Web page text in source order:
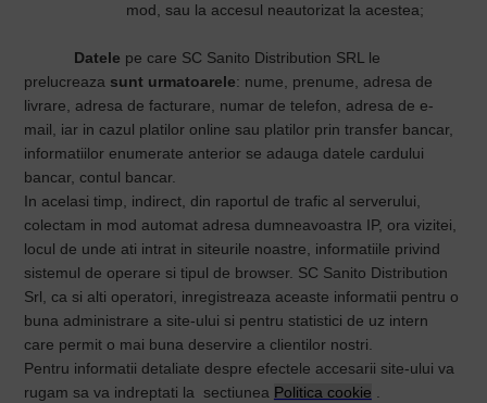
mod, sau la accesul neautorizat la acestea;
Datele pe care SC Sanito Distribution SRL le
prelucreaza sunt urmatoarele: nume, prenume, adresa de
livrare, adresa de facturare, numar de telefon, adresa de e-
mail, iar in cazul platilor online sau platilor prin transfer bancar,
informatiilor enumerate anterior se adauga datele cardului
bancar, contul bancar.
In acelasi timp, indirect, din raportul de trafic al serverului,
colectam in mod automat adresa dumneavoastra IP, ora vizitei,
locul de unde ati intrat in siteurile noastre, informatiile privind
sistemul de operare si tipul de browser. SC Sanito Distribution
Srl, ca si alti operatori, inregistreaza aceaste informatii pentru o
buna administrare a site-ului si pentru statistici de uz intern
care permit o mai buna deservire a clientilor nostri.
Pentru informatii detaliate despre efectele accesarii site-ului va
rugam sa va indreptati la sectiunea Politica cookie